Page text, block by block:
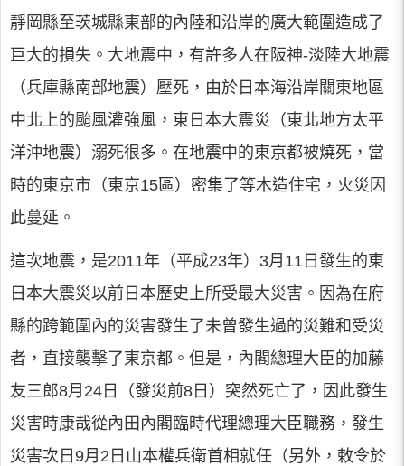
靜岡縣至茨城縣東部的內陸和沿岸的廣大範圍造成了
巨大的損失。大地震中，有許多人在阪神-淡陸大地震
（兵庫縣南部地震）壓死，由於日本海沿岸關東地區
中北上的颱風灌強風，東日本大震災（東北地方太平
洋沖地震）溺死很多。在地震中的東京都被燒死，當
時的東京市（東京15區）密集了等木造住宅，火災因
此蔓延。
這次地震，是2011年（平成23年）3月11日發生的東
日本大震災以前日本歷史上所受最大災害。因為在府
縣的跨範圍內的災害發生了未曾發生過的災難和受災
者，直接襲擊了東京都。但是，內閣總理大臣的加藤
友三郎8月24日（發災前8日）突然死亡了，因此發生
災害時康哉從內田內閣臨時代理總理大臣職務，發生
災害次日9月2日山本權兵衛首相就任（另外，敕令於